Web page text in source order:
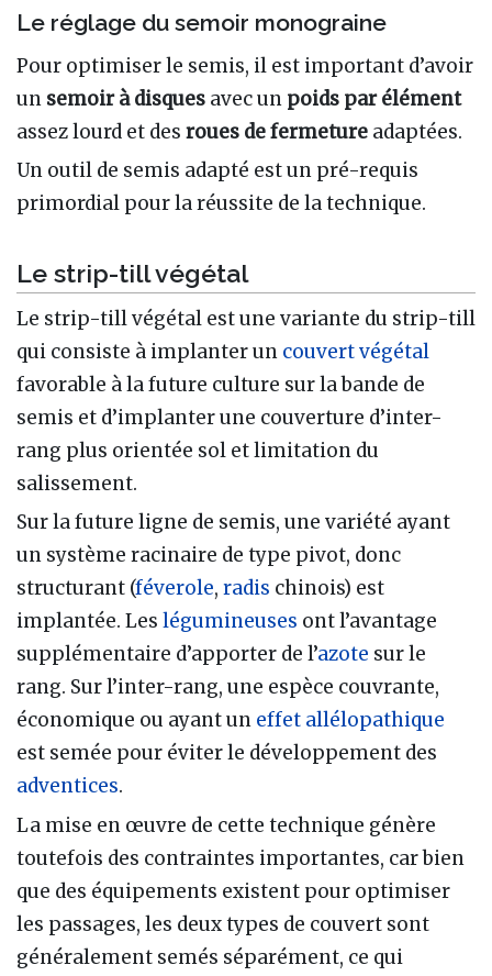
Le réglage du semoir monograine
Pour optimiser le semis, il est important d’avoir
un semoir à disques avec un poids par élément
assez lourd et des roues de fermeture adaptées.
Un outil de semis adapté est un pré-requis
primordial pour la réussite de la technique.
Le strip-till végétal
Le strip-till végétal est une variante du strip-till
qui consiste à implanter un couvert végétal
favorable à la future culture sur la bande de
semis et d’implanter une couverture d’inter-
rang plus orientée sol et limitation du
salissement.
Sur la future ligne de semis, une variété ayant
un système racinaire de type pivot, donc
structurant (féverole, radis chinois) est
implantée. Les légumineuses ont l’avantage
supplémentaire d’apporter de l’azote sur le
rang. Sur l’inter-rang, une espèce couvrante,
économique ou ayant un effet allélopathique
est semée pour éviter le développement des
adventices.
La mise en œuvre de cette technique génère
toutefois des contraintes importantes, car bien
que des équipements existent pour optimiser
les passages, les deux types de couvert sont
généralement semés séparément, ce qui